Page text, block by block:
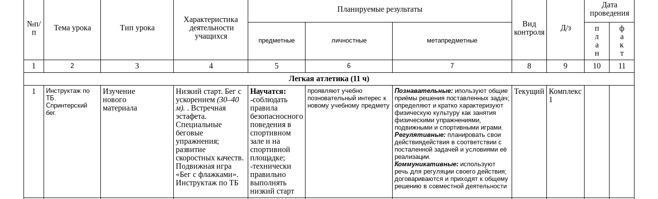
№п/
п
Тема урока Тип урока
Характеристика
деятельности
учащихся
Планируемые результаты
Вид
контроля
Д/з
Дата
проведения
предметные личностные метапредметные
п
л
а
н
ф
а
к
т
1
2 3 4 5 6 7 8 9 10
11
Легкая атлетика (11 ч)
1
Инструктаж по
ТБ.
Спринтерский
бег.
Изучение
нового
материала
Низкий старт. Бег с
ускорением (30–40
м). . Встречная
эстафета.
Специальные
беговые
упражнения;
развитие
скоростных качеств.
Подвижная игра
«Бег с флажками».
Инструктаж по ТБ
Научатся:
-соблюдать
правила
безопасносного
поведения в
спортивном
зале и на
спортивной
площадке;
-технически
правильно
выполнять
низкий старт
проявляют учебно
позновательный интерес к
новому учебному предмету
Познавательные: ипользуют общие
приёмы решения поставленных задач;
определяют и кратко характеризуют
физическую культуру как занятия
физическими упражнениями,
подвижными и спортивными играми.
Регулятивные: планировать свои
действиядействия в соответствии с
посталенной задачей и условиями её
реализации.
Коммуникативные: используют
речь для регуляции своего действия;
договариваются и приходят к общему
решению в совместной деятельности
Текущий Комплекс
1